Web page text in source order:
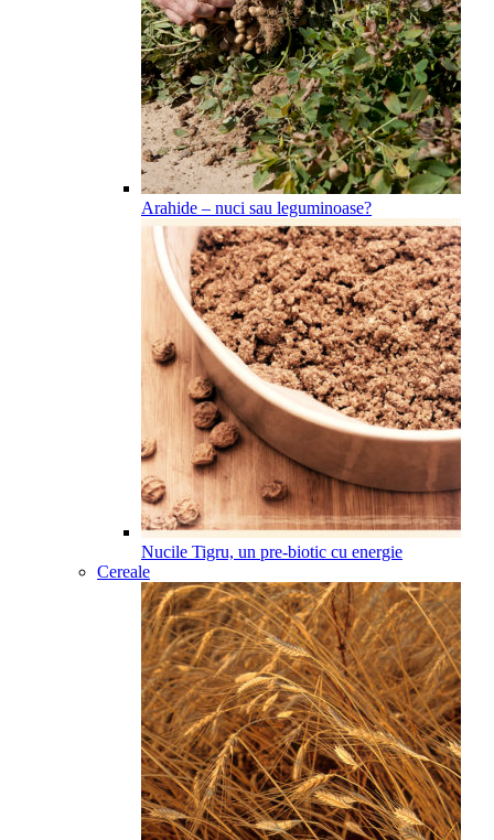
Arahide – nuci sau leguminoase?
Nucile Tigru, un pre-biotic cu energie
Cereale